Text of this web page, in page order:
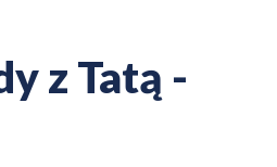
z Tatą -